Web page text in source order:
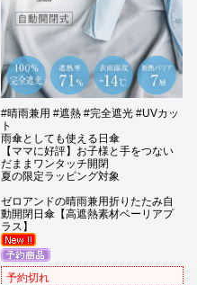
#晴雨兼用 #遮熱 #完全遮光 #UVカッ
ト
雨傘としても使える日傘
【ママに好評】お子様と手をつない
だままワンタッチ開閉
夏の限定ラッピング対象
ゼロアンドの晴雨兼用折りたたみ自
動開閉日傘【高遮熱素材ベーリアプ
ラス】
予約切れ